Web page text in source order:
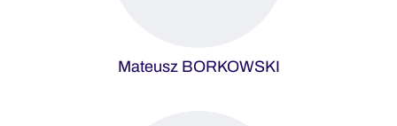
Mateusz BORKOWSKI